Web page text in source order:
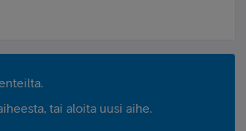
tai aloita uusi aihe.